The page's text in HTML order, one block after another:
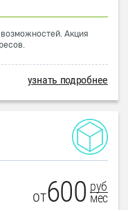
возможностей. Акция
узнать подробнее
от600 руб
мес